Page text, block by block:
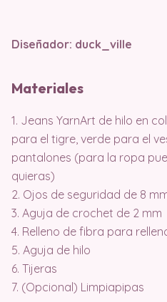
Diseñador: duck_ville
Materiales
1. Jeans YarnArt de hilo en
para el tigre, verde para el
pantalones (para la ropa
quieras)
2. Ojos de seguridad de 8
3. Aguja de crochet de 2 mm
4. Relleno de fibra para
5. Aguja de hilo
6. Tijeras
7. (Opcional) Limpiapipas